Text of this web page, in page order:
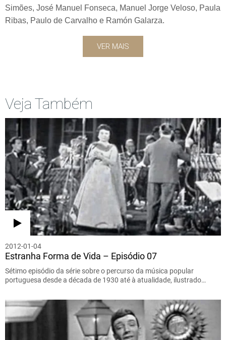
Simões, José Manuel Fonseca, Manuel Jorge Veloso, Paula
Ribas, Paulo de Carvalho e Ramón Galarza.
VER MAIS
Veja Também
2012-01-04
Estranha Forma de Vida – Episódio 07
Sétimo episódio da série sobre o percurso da música popular
portuguesa desde a década de 1930 até à atualidade, ilustrado…